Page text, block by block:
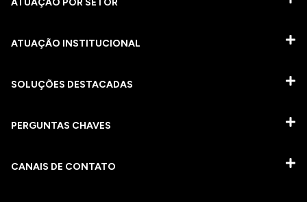
ATUAÇÃO POR SETOR
ATUAÇÃO INSTITUCIONAL
SOLUÇÕES DESTACADAS
PERGUNTAS CHAVES​
CANAIS DE CONTATO